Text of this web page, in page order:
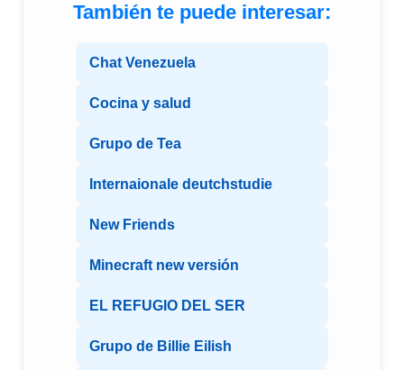
También te puede interesar:
Chat Venezuela
Cocina y salud
Grupo de Tea
Internaionale deutchstudie
New Friends
Minecraft new versión
EL REFUGIO DEL SER
Grupo de Billie Eilish